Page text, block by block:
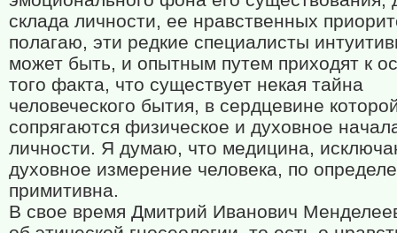
склада личности, ее нравственных
полагаю, эти редкие специалисты
может быть, и опытным путем приходят к
того факта, что существует некая тайна
человеческого бытия, в сердцевине
сопрягаются физическое и духовное
личности. Я думаю, что медицина,
духовное измерение человека, по
примитивна.
В свое время Дмитрий Иванович